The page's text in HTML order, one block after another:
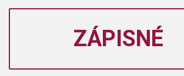
ZÁPISNÉ